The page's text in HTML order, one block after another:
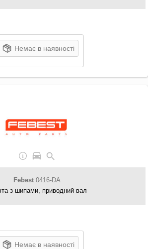
Немає в наявності
Febest0416-DA
з шипами, приводний вал
Немає в наявності